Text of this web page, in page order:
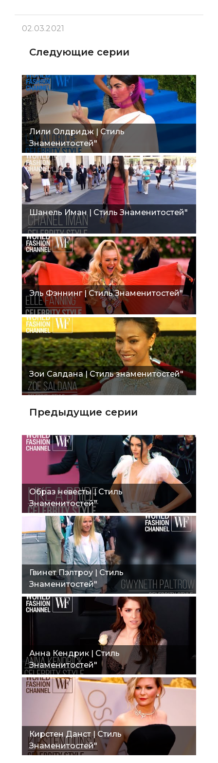
02.03.2021
Следующие серии
Лили Олдридж | Стиль
Знаменитостей"
Шанель Иман | Стиль Знаменитостей"
Эль Фэннинг | Стиль Знаменитостей"
Зои Салдана | Стиль знаменитостей"
Предыдущие серии
Образ невесты | Стиль
Знаменитостей"
Гвинет Пэлтроу | Стиль
Знаменитостей"
Анна Кендрик | Стиль
Знаменитостей"
Кирстен Данст | Стиль
Знаменитостей"